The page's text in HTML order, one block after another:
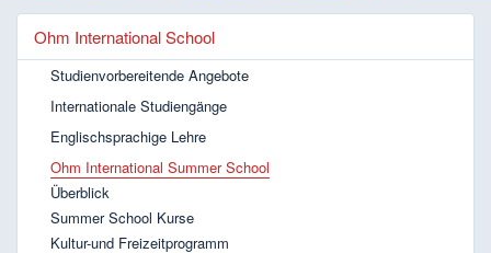
Ohm International School
Studienvorbereitende Angebote
Internationale Studiengänge
Englischsprachige Lehre
Ohm International Summer School
Überblick
Summer School Kurse
Kultur-und Freizeitprogramm